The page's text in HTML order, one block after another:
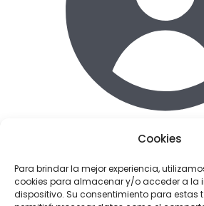
Cookies
Para brindar la mejor experiencia,
cookies para almacenar y/o acceder a la
dispositivo. Su consentimiento para estas
Enlaces de interes
Terminos y